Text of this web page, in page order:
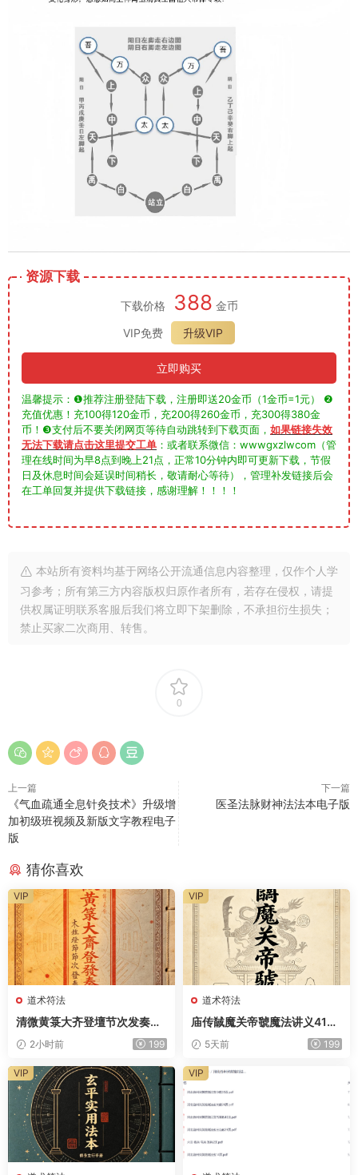
资源下载
下载价格 388 金币
VIP免费
升级VIP
立即购买
温馨提示：❶推荐注册登陆下载，注册即送20金币（1金币=1元） ❷
充值优惠！充100得120金币，充200得260金币，充300得380金
币！❸支付后不要关闭网页等待自动跳转到下载页面， 如果链接失效
无法下载请点击这里提交工单 ：或者联系微信：wwwgxzlwcom（管
理在线时间为早8点到晚上21点，正常10分钟内即可更新下载，节假
日及休息时间会延误时间稍长，敬请耐心等待），管理补发链接后会
在工单回复并提供下载链接，感谢理解！！！！
本站所有资料均基于网络公开流通信息内容整理，仅作个人学
习参考；所有第三方内容版权归原作者所有，若存在侵权，请提
供权属证明联系客服后我们将立即下架删除，不承担衍生损失；
禁止买家二次商用、转售。
0
上一篇
《气血疏通全息针灸技术》升级增
加初级班视频及新版文字教程电子
版
下一篇
医圣法脉财神法法本电子版
猜你喜欢
道术符法
清微黄箓大齐登壇节次发奏科
仪259页电子版
2小时前 199
VIP
道术符法
庙传馘魔关帝虢魔法讲义41页
电子版
5天前 199
VIP
VIP VIP